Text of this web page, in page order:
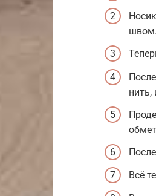
швом.
Всё